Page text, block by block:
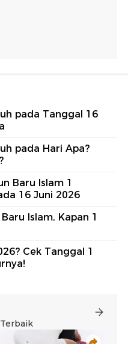
pada Tanggal 16
pada Hari Apa?
Baru Islam 1
16 Juni 2026
Islam, Kapan 1
Cek Tanggal 1